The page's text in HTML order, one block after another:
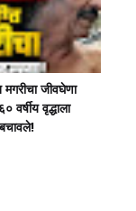
मगरीचा जीवघेणा
वर्षीय वृद्धाला